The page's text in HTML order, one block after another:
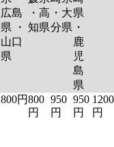
広島
県 ・
山口
県
・高
知県
・大
分県
県
・
鹿
児
島
県
800円800
円
950
円
950
円
1200
円